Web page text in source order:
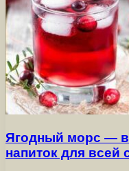
Ягодный морс —
напиток для всей